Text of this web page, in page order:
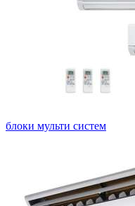
блоки мульти систем